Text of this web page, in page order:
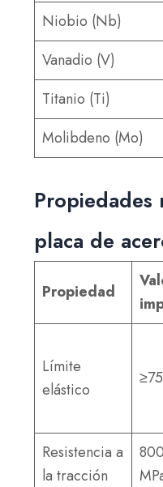
Niobio (Nb)
Vanadio (V)
Titanio (Ti)
Molibdeno (Mo)
Propiedades
placa de
Propiedad
Límite
elástico
Resistencia a
la tracción